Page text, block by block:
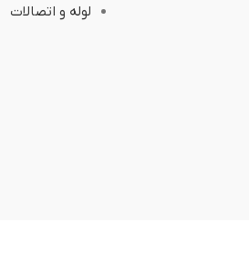
لوله و اتصالات